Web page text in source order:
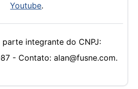
Youtube.
parte integrante do CNPJ:
- Contato: alan@fusne.com.